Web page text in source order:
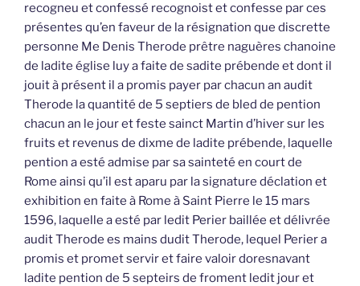
recogneu et confessé recognoist et confesse par ces
présentes qu’en faveur de la résignation que discrette
personne Me Denis Therode prêtre naguères chanoine
de ladite église luy a faite de sadite prébende et dont il
jouit à présent il a promis payer par chacun an audit
Therode la quantité de 5 septiers de bled de pention
chacun an le jour et feste sainct Martin d’hiver sur les
fruits et revenus de dixme de ladite prébende, laquelle
pention a esté admise par sa sainteté en court de
Rome ainsi qu’il est aparu par la signature déclation et
exhibition en faite à Rome à Saint Pierre le 15 mars
1596, laquelle a esté par ledit Perier baillée et délivrée
audit Therode es mains dudit Therode, lequel Perier a
promis et promet servir et faire valoir doresnavant
ladite pention de 5 septeirs de froment ledit jour et